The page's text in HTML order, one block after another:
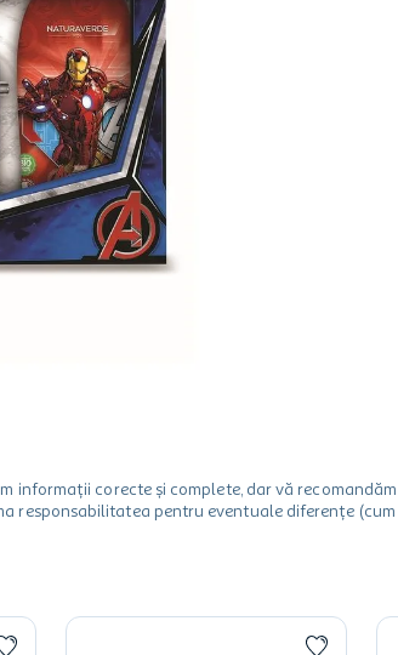
informații corecte și complete, dar vă
responsabilitatea pentru eventuale diferențe